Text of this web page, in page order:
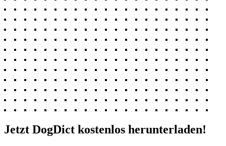
Jetzt DogDict kostenlos herunterladen!